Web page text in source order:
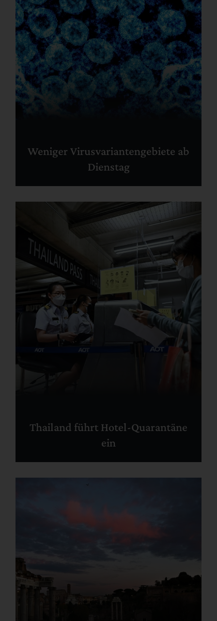
Weniger Virusvariantengebiete ab
Dienstag
Thailand führt Hotel-Quarantäne
ein